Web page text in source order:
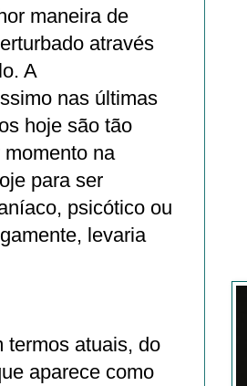
maneira de
através
A
nas últimas
hoje são tão
na
para ser
psicótico ou
levaria
termos atuais, do
aparece como